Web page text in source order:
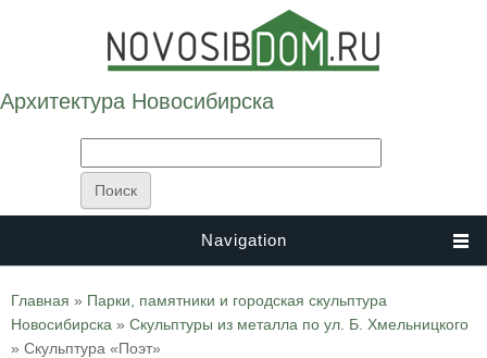
Архитектура Новосибирска
Navigation
Вы здесь
Главная » Парки, памятники и городская скульптура
Новосибирска » Скульптуры из металла по ул. Б. Хмельницкого
» Скульптура «Поэт»